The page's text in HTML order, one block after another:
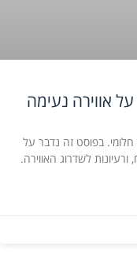
אווירה נעימה
בפוסט זה נדבר על
לשדרוג האווירה.